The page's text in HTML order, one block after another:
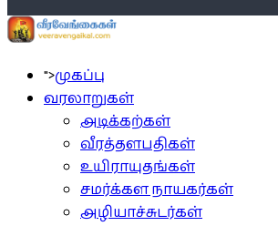
">முகப்பு
வரலாறுகள்
அடிக்கற்கள்
வீரத்தளபதிகள்
உயிராயுதங்கள்
சமர்க்கள நாயகர்கள்
அழியாச்சுடர்கள்